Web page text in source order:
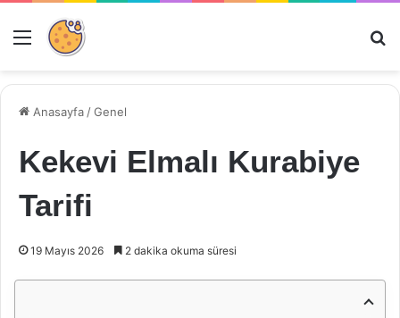
Menü
Anasayfa /Genel
Kekevi Elmalı Kurabiye
Tarifi
19 Mayıs 2026 2 dakika okuma süresi